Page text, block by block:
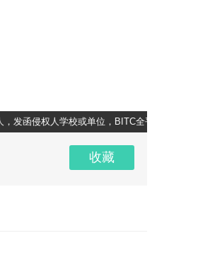
超清 1x
权人学校或单位，BITC全平台公示侵权人所
收藏